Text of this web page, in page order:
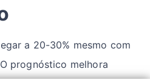
a 20-30% mesmo com
prognóstico melhora